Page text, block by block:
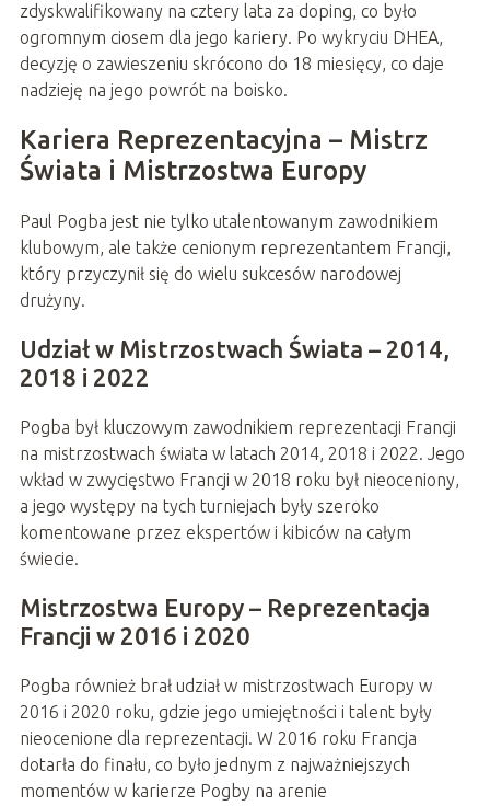
zdyskwalifikowany na cztery lata za doping, co było
ogromnym ciosem dla jego kariery. Po wykryciu DHEA,
decyzję o zawieszeniu skrócono do 18 miesięcy, co daje
nadzieję na jego powrót na boisko.
Kariera Reprezentacyjna – Mistrz
Świata i Mistrzostwa Europy
Paul Pogba jest nie tylko utalentowanym zawodnikiem
klubowym, ale także cenionym reprezentantem Francji,
który przyczynił się do wielu sukcesów narodowej
drużyny.
Udział w Mistrzostwach Świata – 2014,
2018 i 2022
Pogba był kluczowym zawodnikiem reprezentacji Francji
na mistrzostwach świata w latach 2014, 2018 i 2022. Jego
wkład w zwycięstwo Francji w 2018 roku był nieoceniony,
a jego występy na tych turniejach były szeroko
komentowane przez ekspertów i kibiców na całym
świecie.
Mistrzostwa Europy – Reprezentacja
Francji w 2016 i 2020
Pogba również brał udział w mistrzostwach Europy w
2016 i 2020 roku, gdzie jego umiejętności i talent były
nieocenione dla reprezentacji. W 2016 roku Francja
dotarła do finału, co było jednym z najważniejszych
momentów w karierze Pogby na arenie